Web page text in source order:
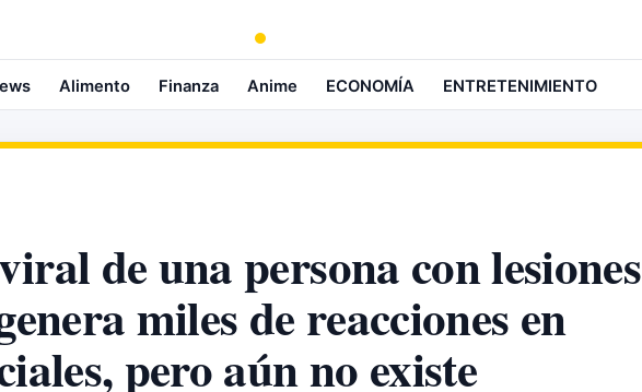
Alimento Finanza Anime ECONOMÍA ENTRETENIMIENTO
de una persona con lesiones
miles de reacciones en
pero aún no existe